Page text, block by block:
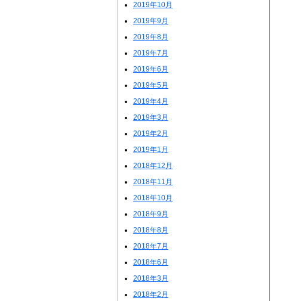
2019年10月
2019年9月
2019年8月
2019年7月
2019年6月
2019年5月
2019年4月
2019年3月
2019年2月
2019年1月
2018年12月
2018年11月
2018年10月
2018年9月
2018年8月
2018年7月
2018年6月
2018年3月
2018年2月